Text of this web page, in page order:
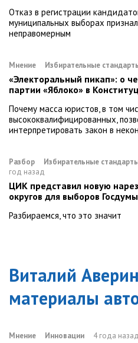
Отказ в регистрации
муниципальных выборах
неправомерным
Мнение Избирательные
«Электоральный пикап»: о
партии «Яблоко» в
Почему масса юристов, в том
высококвалифицированных,
интерпретировать закон в
Разбор
Избирательные
год назад
ЦИК представил новую
округов для выборов
Разбираемся, что это значит
Виталий Аверин
материалы
Мнение Инновации 4 года назад